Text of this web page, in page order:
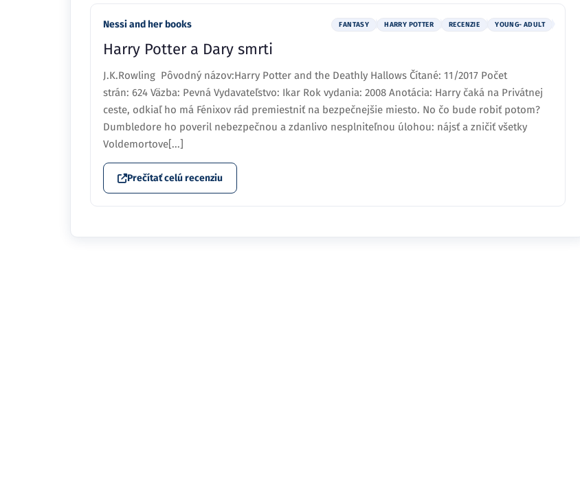
Nessi and her books FANTASY HARRY POTTER RECENZIE YOUNG- ADULT
Harry Potter a Dary smrti
J.K.Rowling Pôvodný názov:Harry Potter and the Deathly Hallows Čítané: 11/2017 Počet
strán: 624 Väzba: Pevná Vydavateľstvo: Ikar Rok vydania: 2008 Anotácia: Harry čaká na Privátnej
ceste, odkiaľ ho má Fénixov rád premiestniť na bezpečnejšie miesto. No čo bude robiť potom?
Dumbledore ho poveril nebezpečnou a zdanlivo nesplniteľnou úlohou: nájsť a zničiť všetky
Voldemortove[...]
Prečítať celú recenziu